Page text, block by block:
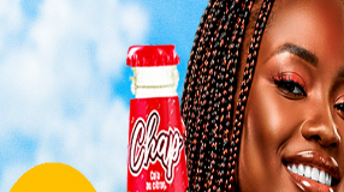
(FIL) approche, l'effervescence gagne
opérateurs économiques,
institutions qui souhaitent prendre...